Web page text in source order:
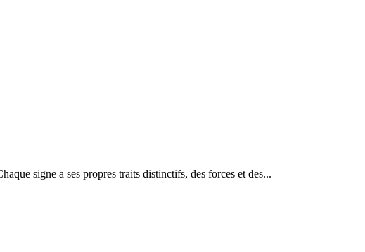
signe a ses propres traits distinctifs, des forces et des...